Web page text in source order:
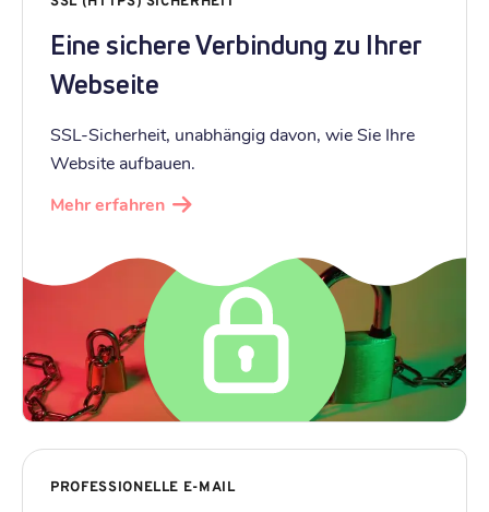
Eine sichere Verbindung zu Ihrer
Webseite
SSL-Sicherheit, unabhängig davon, wie Sie Ihre
Website aufbauen.
Mehr erfahren
PROFESSIONELLE E-MAIL